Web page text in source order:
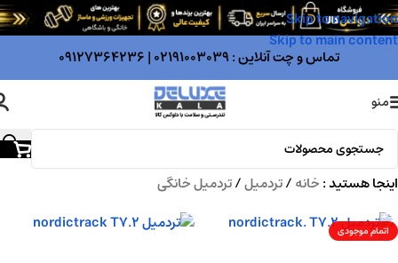
Skip to navigation
Skip to main content
تماس و چت آنلاین :02191003039
|
09127364236
منو
اینجا هستید :خانه/تردمیل/تردمیل خانگی
اتمام موجودی